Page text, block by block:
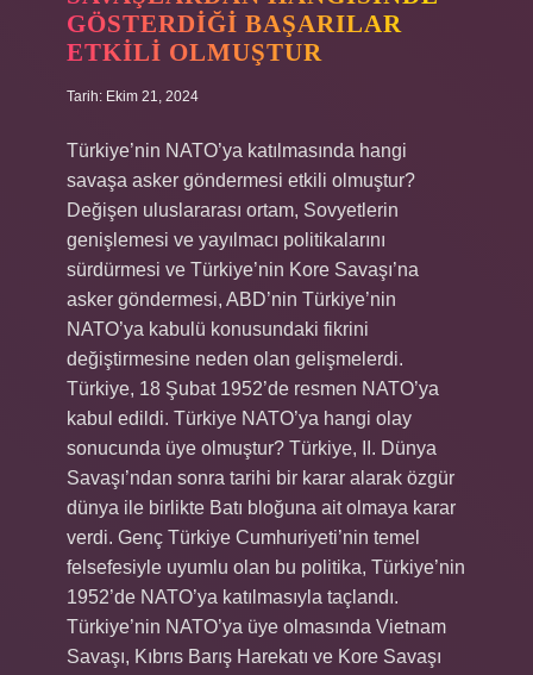
GÖSTERDIĞI BAŞARILAR
ETKILI OLMUŞTUR
Tarih: Ekim 21, 2024
Türkiye’nin NATO’ya katılmasında hangi
savaşa asker göndermesi etkili olmuştur?
Değişen uluslararası ortam, Sovyetlerin
genişlemesi ve yayılmacı politikalarını
sürdürmesi ve Türkiye’nin Kore Savaşı’na
asker göndermesi, ABD’nin Türkiye’nin
NATO’ya kabulü konusundaki fikrini
değiştirmesine neden olan gelişmelerdi.
Türkiye, 18 Şubat 1952’de resmen NATO’ya
kabul edildi. Türkiye NATO’ya hangi olay
sonucunda üye olmuştur? Türkiye, II. Dünya
Savaşı’ndan sonra tarihi bir karar alarak özgür
dünya ile birlikte Batı bloğuna ait olmaya karar
verdi. Genç Türkiye Cumhuriyeti’nin temel
felsefesiyle uyumlu olan bu politika, Türkiye’nin
1952’de NATO’ya katılmasıyla taçlandı.
Türkiye’nin NATO’ya üye olmasında Vietnam
Savaşı, Kıbrıs Barış Harekatı ve Kore Savaşı